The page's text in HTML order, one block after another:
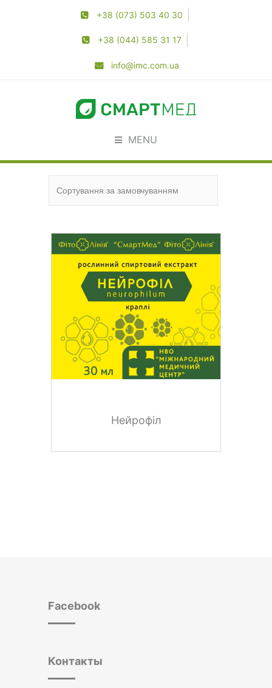
+38 (073) 503 40 30
+38 (044) 585 31 17
info@imc.com.ua
MENU
Нейрофіл
Facebook
Контакты